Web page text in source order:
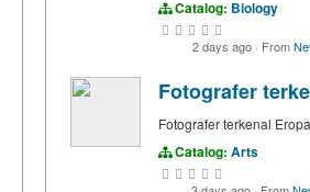
Catalog: Biology
2 days ago · From
Fotografer
Fotografer terkenal Eropa
Catalog: Arts